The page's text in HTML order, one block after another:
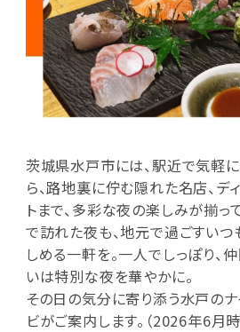
茨城県水戸市には、駅近で気軽
ら、路地裏に佇む隠れた名店、デ
トまで、多彩な夜の楽しみが揃っ
で訪れた夜も、地元で過ごすいつ
しめる一軒を。一人でしっぽり、
いは特別な夜を華やかに。
その日の気分に寄り添う水戸のナ
ビがご案内します。（2026年6月